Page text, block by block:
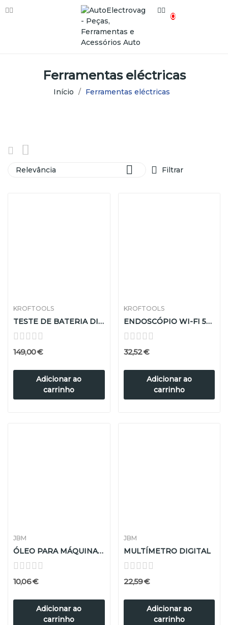
0
Ferramentas eléctricas
Início Ferramentas eléctricas
Relevância  Filtrar
KROFTOOLS
TESTE DE BATERIA DIGITAL C/IMPRES P/BATERIA/ALTER
149,00 €
Adicionar ao
carrinho
KROFTOOLS
ENDOSCÓPIO WI-FI 5M HD
32,52 €
Adicionar ao
carrinho
JBM
ÓLEO PARA MÁQUINA DETECÇÃO POR FUMO 500ml
10,06 €
Adicionar ao
carrinho
JBM
MULTÍMETRO DIGITAL
22,59 €
Adicionar ao
carrinho